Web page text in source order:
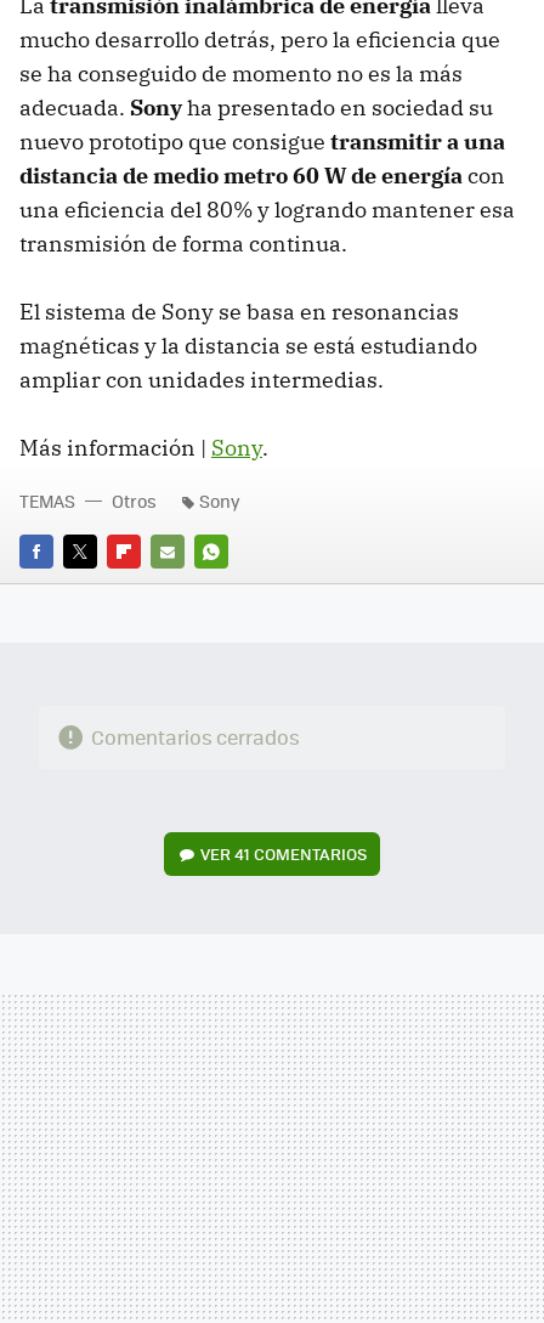
mucho desarrollo detrás, pero la eficiencia que
se ha conseguido de momento no es la más
adecuada. Sonyha presentado en sociedad su
nuevo prototipo que consigue transmitir a una
distancia de medio metro 60 W de energíacon
una eficiencia del 80% y logrando mantener esa
transmisión de forma continua.
El sistema de Sony se basa en resonancias
magnéticas y la distancia se está estudiando
ampliar con unidades intermedias.
Más información | Sony.
FACEBOOK
TWITTERFLIPBOARD
E-
WHATSAPP
TEMAS Otros Sony
Comentarios cerrados
VER41 COMENTARIOS